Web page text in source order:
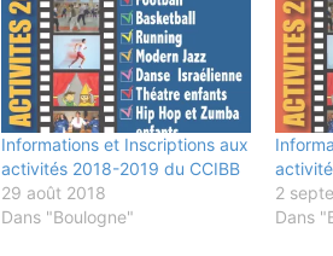
Informations et Inscriptions aux
activités 2018-2019 du CCIBB
29 août 2018
Dans "Boulogne"
2
Dans